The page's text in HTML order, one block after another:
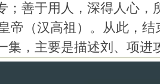
；善于用人，深得人心，
帝（汉高祖）。从此，
，主要是描述刘、项进